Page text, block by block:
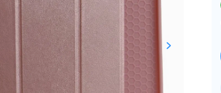
Разбейтеоплату
на части без переплат
График платежей